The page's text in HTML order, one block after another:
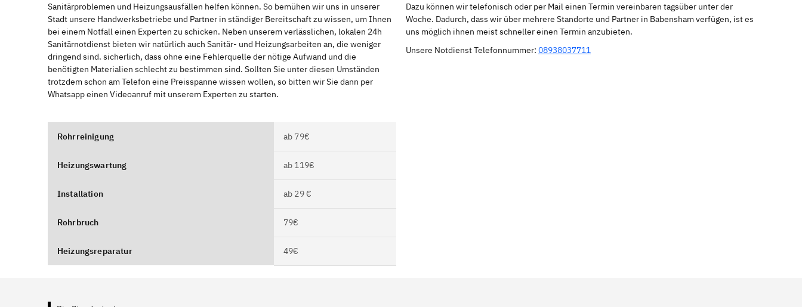
Sanitärproblemen und Heizungsausfällen helfen können. So bemühen wir uns in unserer
Stadt unsere Handwerksbetriebe und Partner in ständiger Bereitschaft zu wissen, um Ihnen
bei einem Notfall einen Experten zu schicken. Neben unserem verlässlichen, lokalen 24h
Sanitärnotdienst bieten wir natürlich auch Sanitär- und Heizungsarbeiten an, die weniger
dringend sind. sicherlich, dass ohne eine Fehlerquelle der nötige Aufwand und die
benötigten Materialien schlecht zu bestimmen sind. Sollten Sie unter diesen Umständen
trotzdem schon am Telefon eine Preisspanne wissen wollen, so bitten wir Sie dann per
Whatsapp einen Videoanruf mit unserem Experten zu starten.
Dazu können wir telefonisch oder per Mail einen Termin vereinbaren tagsüber unter der
Woche. Dadurch, dass wir über mehrere Standorte und Partner in Babensham verfügen, ist es
uns möglich ihnen meist schneller einen Termin anzubieten.
Unsere Notdienst Telefonnummer: 08938037711
Rohrreinigung ab 79€
Heizungswartung ab 119€
Installation ab 29 €
Rohrbruch 79€
Heizungsreparatur 49€